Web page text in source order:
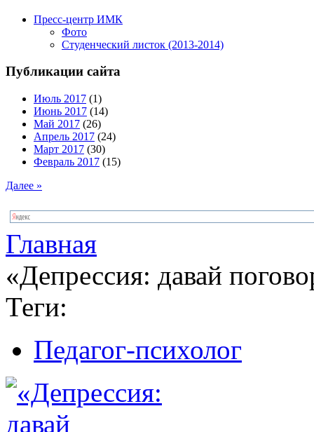
Пресс-центр ИМК
Фото
Студенческий листок (2013-2014)
Публикации сайта
Июль 2017 (1)
Июнь 2017 (14)
Май 2017 (26)
Апрель 2017 (24)
Март 2017 (30)
Февраль 2017 (15)
Далее »
Главная
«Депрессия: давай
Теги:
Педагог-психолог